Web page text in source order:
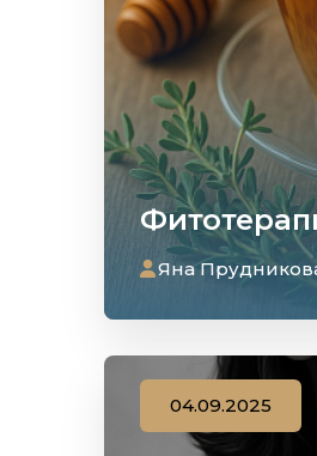
Яна
04.09.2025